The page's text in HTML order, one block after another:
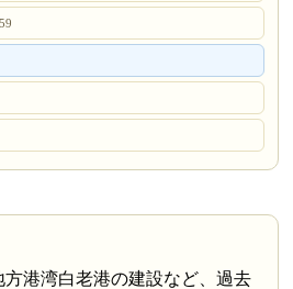
港湾白老港の建設など、過去